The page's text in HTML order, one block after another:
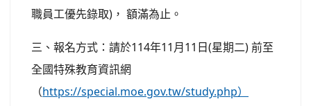
職員工優先錄取)， 額滿為止。
三、報名方式：請於114年11月11日(星期二) 前至
全國特殊教育資訊網
（https://special.moe.gov.tw/study.php）